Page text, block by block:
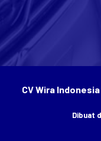
CV Wira
Dibuat